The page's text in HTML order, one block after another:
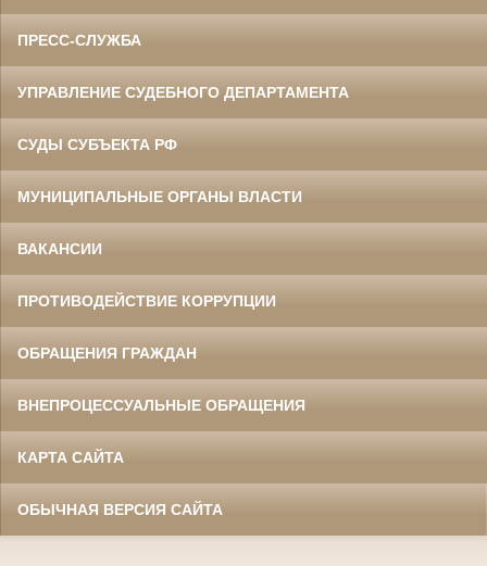
ПРЕСС-СЛУЖБА
УПРАВЛЕНИЕ СУДЕБНОГО ДЕПАРТАМЕНТА
СУДЫ СУБЪЕКТА РФ
МУНИЦИПАЛЬНЫЕ ОРГАНЫ ВЛАСТИ
ВАКАНСИИ
ПРОТИВОДЕЙСТВИЕ КОРРУПЦИИ
ОБРАЩЕНИЯ ГРАЖДАН
ВНЕПРОЦЕССУАЛЬНЫЕ ОБРАЩЕНИЯ
КАРТА САЙТА
ОБЫЧНАЯ ВЕРСИЯ САЙТА